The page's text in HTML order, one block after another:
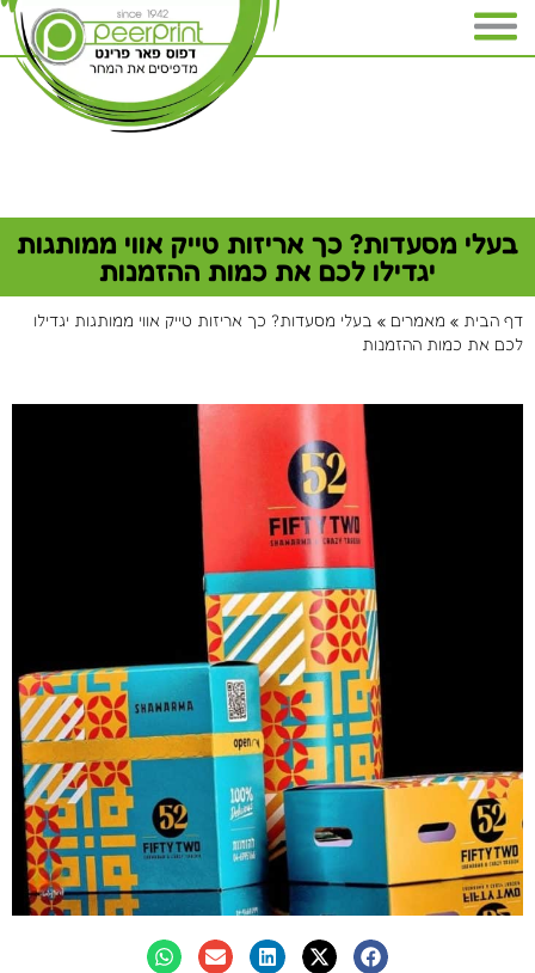
בעלי מסעדות? כך אריזות טייק אווי ממותגות
יגדילו לכם את כמות ההזמנות
דף הבית » מאמרים » בעלי מסעדות? כך אריזות טייק אווי ממותגות יגדילו
לכם את כמות ההזמנות